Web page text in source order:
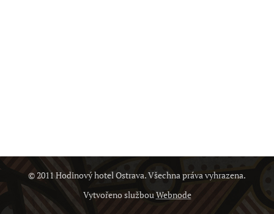
© 2011 Hodinový hotel Ostrava. Všechna práva vyhrazena.
Vytvořeno službouWebnode